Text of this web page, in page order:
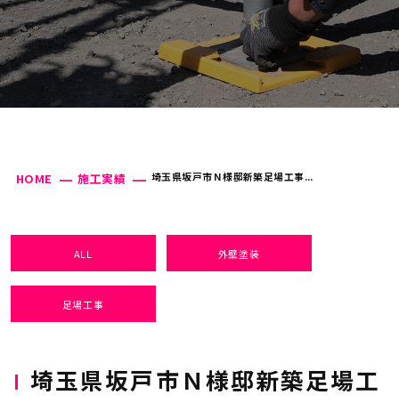
HOME 施工実績 埼玉県坂戸市Ｎ様邸新築足場工事...
ALL 外壁塗装
足場工事
埼玉県坂戸市Ｎ様邸新築足場工